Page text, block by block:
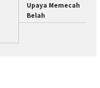
Upaya Memecah
Belah